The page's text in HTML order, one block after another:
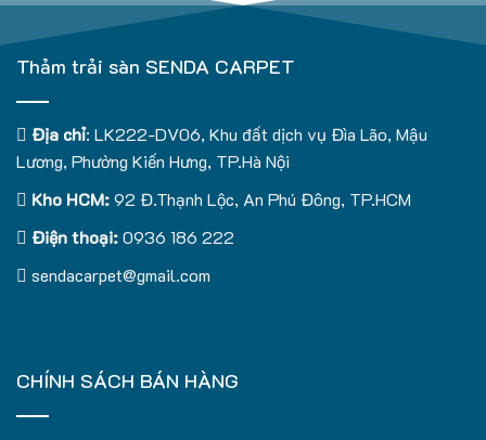
Thảm trải sàn SENDA CARPET
Địa chỉ: LK222-DV06, Khu đất dịch vụ Đìa Lão, Mậu
Lương, Phường Kiến Hưng, TP.Hà Nội
Kho HCM:92 Đ.Thạnh Lộc, An Phú Đông, TP.HCM
Điện thoại:0936 186 222
sendacarpet@gmail.com
CHÍNH SÁCH BÁN HÀNG